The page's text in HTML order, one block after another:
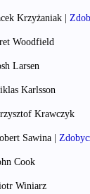
Krzyżaniak |
Woodfield
Larsen
Karlsson
Krawczyk
Sawina |
Cook
Winiarz